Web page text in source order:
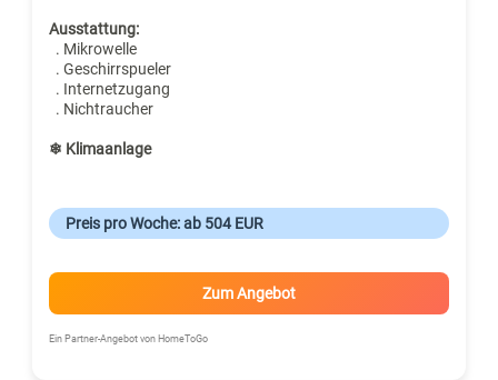
Ausstattung:
. Mikrowelle
. Geschirrspueler
. Internetzugang
. Nichtraucher
❄ Klimaanlage
Preis pro Woche: ab 504 EUR
Zum Angebot
Ein Partner-Angebot von HomeToGo